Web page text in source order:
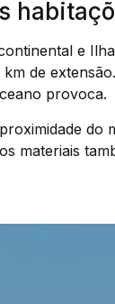
e
de
provoca.
materiais